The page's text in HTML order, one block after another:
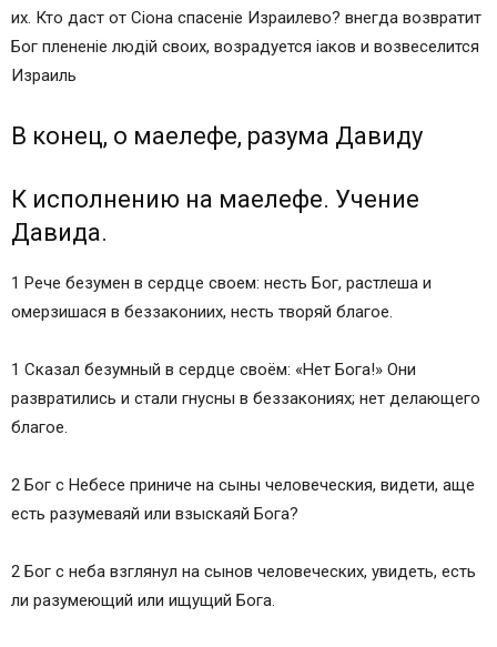
их. Кто даст от Сiона спасенiе Израилево? внегда возвратит
Бог плененiе людiй своих, возрадуется iаков и возвеселится
Израиль
В конец, о маелефе, разума Давиду
К исполнению на маелефе. Учение
Давида.
1 Рече безумен в сердце своем: несть Бог, растлеша и
омерзишася в беззакониих, несть творяй благое.
1 Сказал безумный в сердце своём: «Нет Бога!» Они
развратились и стали гнусны в беззакониях; нет делающего
благое.
2 Бог с Небесе приниче на сыны человеческия, видети, аще
есть разумеваяй или взыскаяй Бога?
2 Бог с неба взглянул на сынов человеческих, увидеть, есть
ли разумеющий или ищущий Бога.